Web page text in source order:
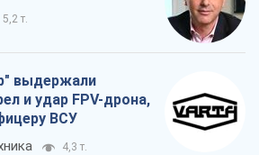
5,2 т.
выдержали
и удар FPV-дрона,
ВСУ
4,3 т.